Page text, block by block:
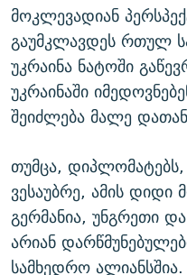
მოკლევადიან
გაუმკლავდეს რთულ
უკრაინა ნატოში
უკრაინაში
შეიძლება მალე
თუმცა,
ვესაუბრე, ამის
გერმანია, უნგრეთი
არიან
სამხედრო